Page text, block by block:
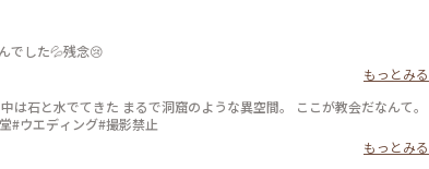
でした💦残念😢
もっとみる
#ウエディング#撮影禁止
もっとみる